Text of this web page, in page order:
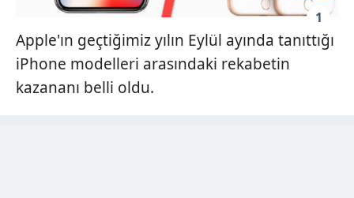
1
Apple'ın geçtiğimiz yılın Eylül ayında tanıttığı
iPhone modelleri arasındaki rekabetin
kazananı belli oldu.